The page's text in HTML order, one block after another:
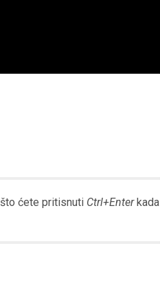
ćete pritisnuti Ctrl+Enterkada